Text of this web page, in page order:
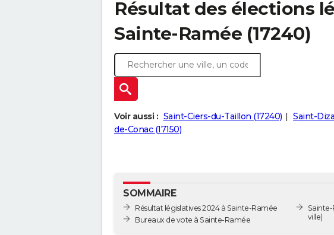
Résultat des élections
Sainte-Ramée (17240)
Voir aussi : Saint-Ciers-du-Taillon (17240) Saint-
de-Conac (17150)
SOMMAIRE
Résultat législatives 2024 à Sainte-Ramée
Bureaux de vote à Sainte-Ramée
ville)